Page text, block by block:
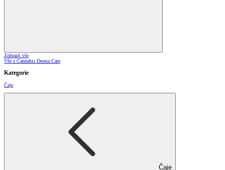
Zobrazit vše
Vše z Cannabis Derma Care
Kategorie
Čaje
Čaje